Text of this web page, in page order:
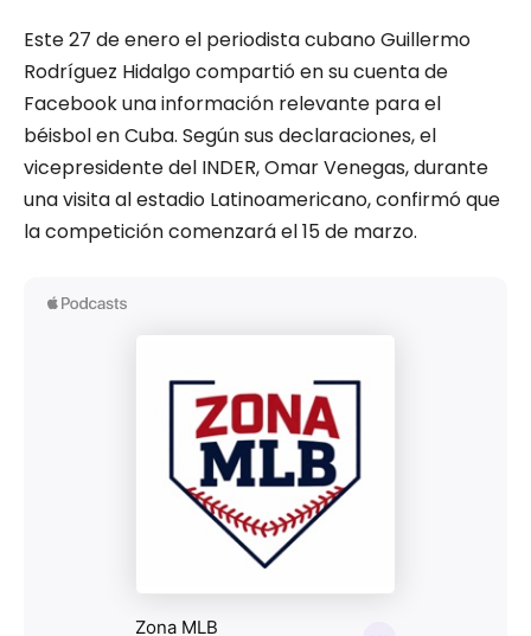
Este 27 de enero el periodista cubano Guillermo
Rodríguez Hidalgo compartió en su cuenta de
Facebook una información relevante para el
béisbol en Cuba. Según sus declaraciones, el
vicepresidente del INDER, Omar Venegas, durante
una visita al estadio Latinoamericano, confirmó que
la competición comenzará el 15 de marzo.